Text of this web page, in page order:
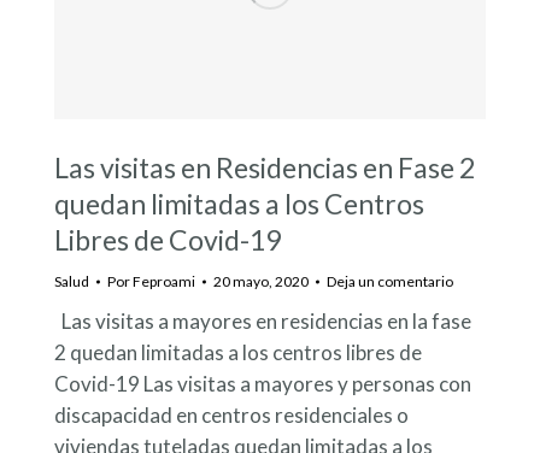
Las visitas en Residencias en Fase 2
quedan limitadas a los Centros
Libres de Covid-19
Salud PorFeproami 20 mayo, 2020 Deja un comentario
Las visitas a mayores en residencias en la fase
2 quedan limitadas a los centros libres de
Covid-19 Las visitas a mayores y personas con
discapacidad en centros residenciales o
viviendas tuteladas quedan limitadas a los